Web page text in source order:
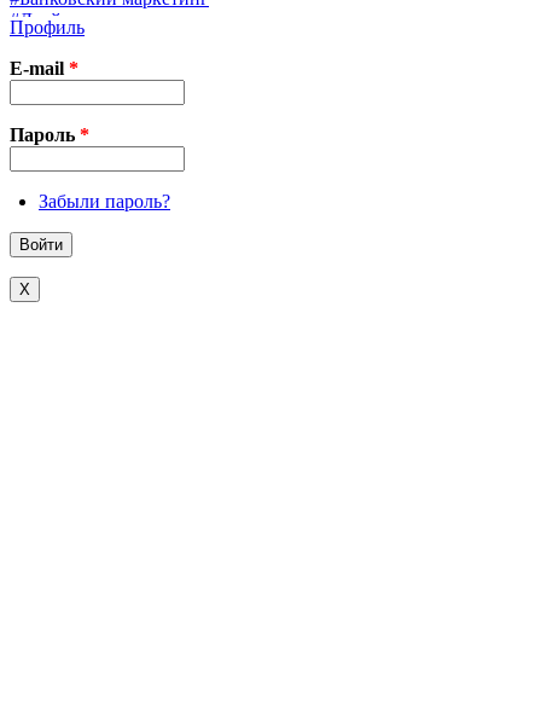
#Драйверы страхования
#Финконгресс ЦБ
#PB&WM
#UX/CX
#Экосистемы
X
Профиль
E-mail *
Пароль *
Забыли пароль?
X